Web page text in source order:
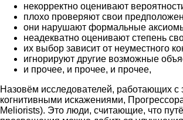
некорректно оценивают
плохо проверяют свои
они нарушают формальные
неадекватно оценивают степень
их выбор зависит от неуместного
игнорируют другие возможные
и прочее, и прочее, и прочее,
Назовём исследователей, работающих с
когнитивными искажениями,
Meliorists). Это люди, считающие, что